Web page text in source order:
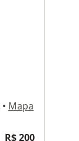
• Mapa
R$ 200